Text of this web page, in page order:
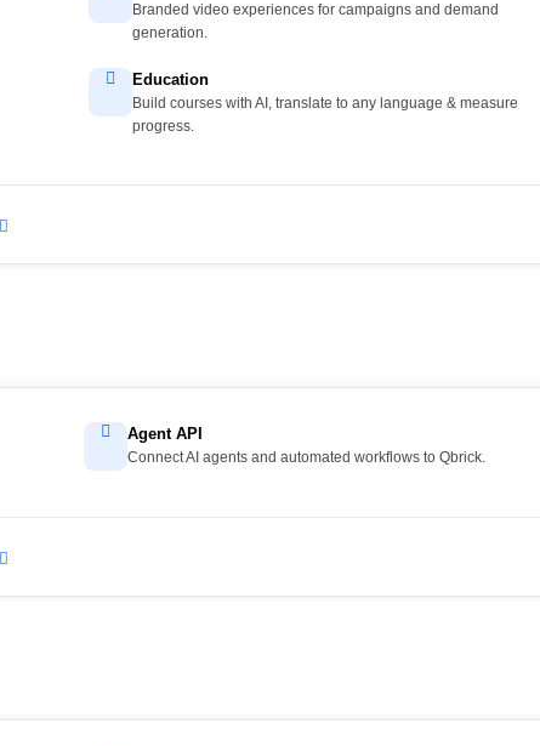
Branded video experiences for campaigns and demand
generation.
Education
Build courses with AI, translate to any language & measure
progress.
Agent API
Connect AI agents and automated workflows to Qbrick.